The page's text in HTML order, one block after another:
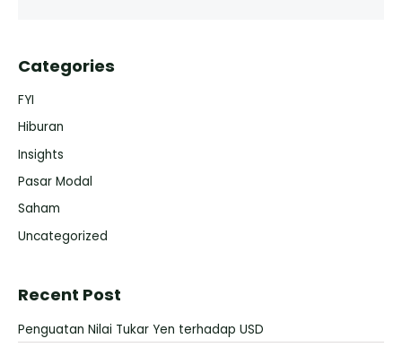
Categories
FYI
Hiburan
Insights
Pasar Modal
Saham
Uncategorized
Recent Post
Penguatan Nilai Tukar Yen terhadap USD